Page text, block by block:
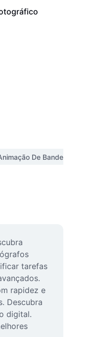
De Bandeira
tarefas
rapidez e
Descubra
digital.